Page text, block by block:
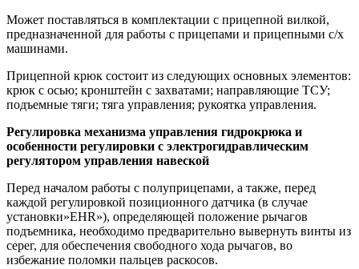
Может поставляться в комплектации с прицепной вилкой,
предназначенной для работы с прицепами и прицепными с/х
машинами.
Прицепной крюк состоит из следующих основных элементов:
крюк с осью; кронштейн с захватами; направляющие ТСУ;
подъемные тяги; тяга управления; рукоятка управления.
Регулировка механизма управления гидрокрюка и
особенности регулировки с электрогидравлическим
регулятором управления навеской
Перед началом работы с полуприцепами, а также, перед
каждой регулировкой позиционного датчика (в случае
установки»EHR»), определяющей положение рычагов
подъемника, необходимо предварительно вывернуть винты из
серег, для обеспечения свободного хода рычагов, во
избежание поломки пальцев раскосов.